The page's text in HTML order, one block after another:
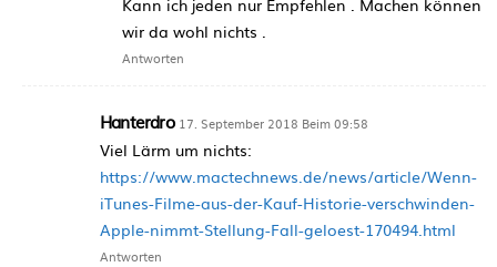
Kann ich jeden nur Empfehlen . Machen können
wir da wohl nichts .
Antworten
Hanterdro 17. September 2018 Beim 09:58
Viel Lärm um nichts:
https://www.mactechnews.de/news/article/Wenn-
iTunes-Filme-aus-der-Kauf-Historie-verschwinden-
Apple-nimmt-Stellung-Fall-geloest-170494.html
Antworten